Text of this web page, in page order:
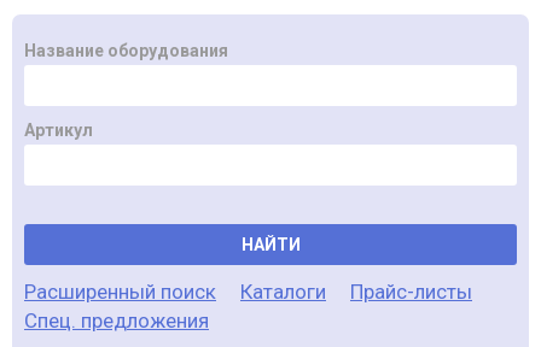
Название оборудования
Артикул
НАЙТИ
Расширенный поиск Каталоги
Прайс-листы
Спец. предложения